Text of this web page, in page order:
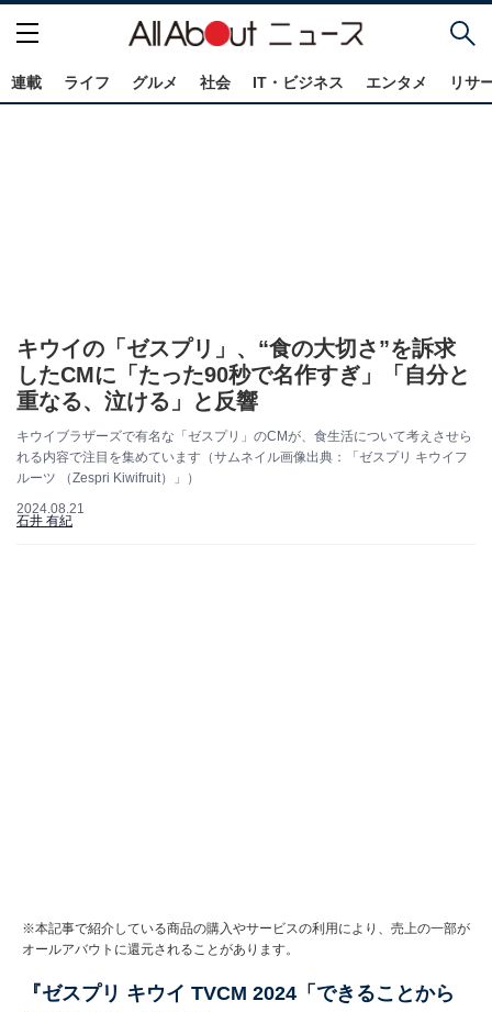
連載 ライフ グルメ 社会 IT・ビジネス エンタメ リサ
キウイの「ゼスプリ」、“食の大切さ”を訴求
したCMに「たった90秒で名作すぎ」「自分と
重なる、泣ける」と反響
キウイブラザーズで有名な「ゼスプリ」のCMが、食生活について考えさせら
れる内容で注目を集めています（サムネイル画像出典：「ゼスプリ キウイフ
ルーツ （Zespri Kiwifruit）」）
2024.08.21
石井 有紀
※本記事で紹介している商品の購入やサービスの利用により、売上の一部が
オールアバウトに還元されることがあります。
『ゼスプリ キウイ TVCM 2024「できることから